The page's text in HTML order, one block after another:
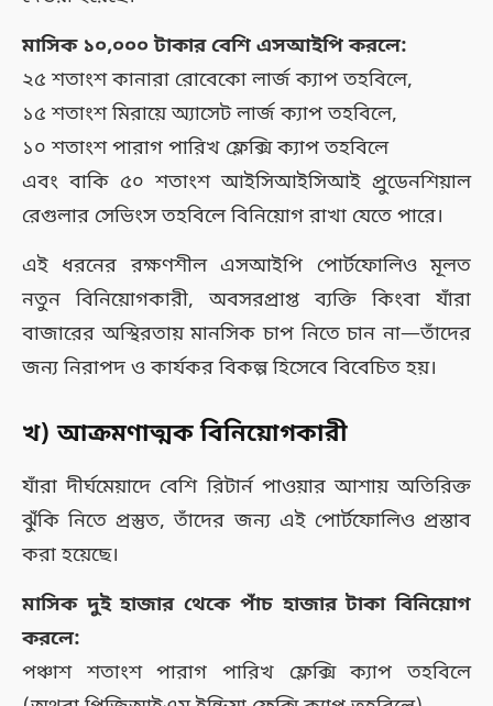
মাসিক ১০,০০০ টাকার বেশি এসআইপি করলে:
২৫ শতাংশ কানারা রোবেকো লার্জ ক্যাপ তহবিলে,
১৫ শতাংশ মিরায়ে অ্যাসেট লার্জ ক্যাপ তহবিলে,
১০ শতাংশ পারাগ পারিখ ফ্লেক্সি ক্যাপ তহবিলে
এবং বাকি ৫০ শতাংশ আইসিআইসিআই প্রুডেনশিয়াল
রেগুলার সেভিংস তহবিলে বিনিয়োগ রাখা যেতে পারে।
এই ধরনের রক্ষণশীল এসআইপি পোর্টফোলিও মূলত
নতুন বিনিয়োগকারী, অবসরপ্রাপ্ত ব্যক্তি কিংবা যাঁরা
বাজারের অস্থিরতায় মানসিক চাপ নিতে চান না—তাঁদের
জন্য নিরাপদ ও কার্যকর বিকল্প হিসেবে বিবেচিত হয়।
খ) আক্রমণাত্মক বিনিয়োগকারী
যাঁরা দীর্ঘমেয়াদে বেশি রিটার্ন পাওয়ার আশায় অতিরিক্ত
ঝুঁকি নিতে প্রস্তুত, তাঁদের জন্য এই পোর্টফোলিও প্রস্তাব
করা হয়েছে।
মাসিক দুই হাজার থেকে পাঁচ হাজার টাকা বিনিয়োগ
করলে:
পঞ্চাশ শতাংশ পারাগ পারিখ ফ্লেক্সি ক্যাপ তহবিলে